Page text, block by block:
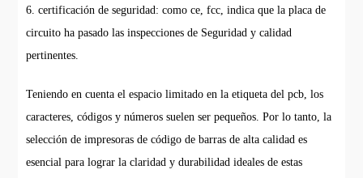
6. certificación de seguridad: como ce, fcc, indica que la placa de
circuito ha pasado las inspecciones de Seguridad y calidad
pertinentes.
Teniendo en cuenta el espacio limitado en la etiqueta del pcb, los
caracteres, códigos y números suelen ser pequeños. Por lo tanto, la
selección de impresoras de código de barras de alta calidad es
esencial para lograr la claridad y durabilidad ideales de estas